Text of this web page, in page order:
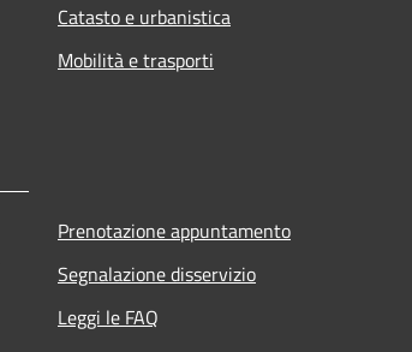
Catasto e urbanistica
Mobilità e trasporti
Prenotazione appuntamento
Segnalazione disservizio
Leggi le FAQ